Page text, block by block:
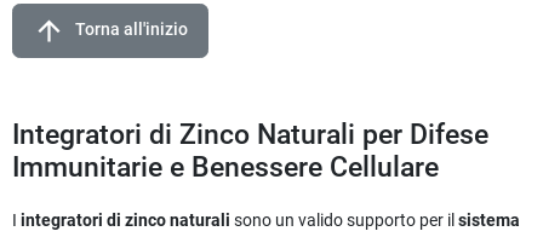
arrow_upward Torna all'inizio
Integratori di Zinco Naturali per Difese
Immunitarie e Benessere Cellulare
I integratori di zinco naturali sono un valido supporto per il sistema